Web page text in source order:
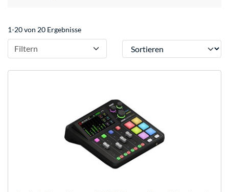
1-20 von 20 Ergebnisse
Filtern Sortieren